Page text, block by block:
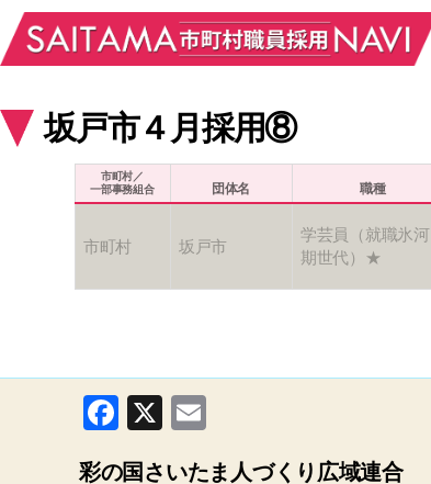
坂戸市４月採用⑧
市町村／
一部事務組合
団体名 職種
市町村 坂戸市
学芸員（就職氷河
期世代）★
F
X
彩の国さいたま人づくり広域連合